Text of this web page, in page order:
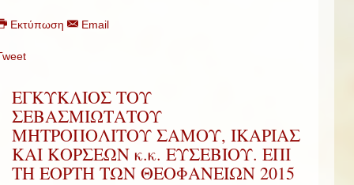
Εκτύπωση Email
ΕΓΚΥΚΛΙΟΣ ΤΟΥ
ΣΕΒΑΣΜΙΩΤΑΤΟΥ
ΜΗΤΡΟΠΟΛΙΤΟΥ ΣΑΜΟΥ, ΙΚΑΡΙΑΣ
ΚΑΙ ΚΟΡΣΕΩΝ κ.κ. ΕΥΣΕΒΙΟΥ. ΕΠΙ
ΤΗ ΕΟΡΤΗ ΤΩΝ ΘΕΟΦΑΝΕΙΩΝ 2015